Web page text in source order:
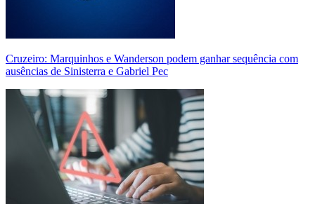
Cruzeiro: Marquinhos e Wanderson podem ganhar sequência com
ausências de Sinisterra e Gabriel Pec